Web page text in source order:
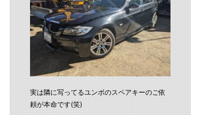
実は隣に写ってるユンボのスペアキーのご依
頼が本命です(笑)